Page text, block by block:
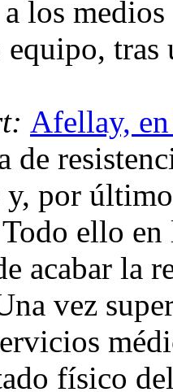
los
tras
Afellay,
de
por
ello
acabar la
vez
físico